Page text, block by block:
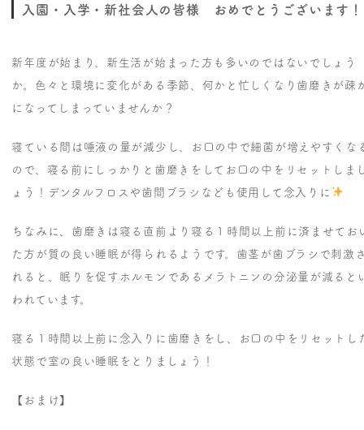
入園・入学・新社会人の皆様 おめでとうございます！
新年度が始まり、新生活が始まった方も多いのではないでしょう
か。色々と環境に変化がある季節、何かと忙しくなり歯磨きが疎
になってしまっていませんか？
寝ている間は唾液の量が減少し、お口の中で細菌が増えやすくな
ので、寝る前にしっかりと歯磨きをしてお口の中をリセットしま
ょう！デンタルフロスや歯間ブラシなども使用して念入りに
ちなみに、歯磨きは寝る直前より寝る１時間以上前に済ませてお
た方が質の良い睡眠が得られるようです。歯茎が歯ブラシで刺激
れると、眠りを促すホルモンであるメラトニンの分泌量が減ると
われています。
寝る１時間以上前に念入りに歯磨きをし、お口の中をリセットし
状態で室の良い睡眠をとりましょう！
【おまけ】